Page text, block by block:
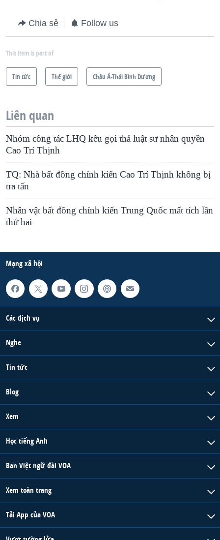
Chia sẻ Follow us
This item is part of
Tin tức Thế giới Châu Á-Thái Bình Dương
Liên quan
Nhóm công tác LHQ kêu gọi thả luật sư nhân quyền
Cao Trí Thịnh
TQ: Nhà bất đồng chính kiến Cao Trí Thịnh không bị
tra tấn
Nhân vật bất đồng chính kiến Trung Quốc mất tích lần
thứ hai
Mạng xã hội
Các dịch vụ
Nghe
Tin tức
Blog
Xem
Học tiếng Anh
Ban Việt ngữ đài VOA
Xem toàn trang
Tải App của VOA